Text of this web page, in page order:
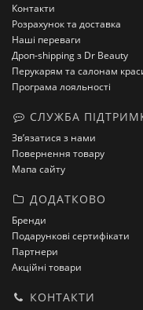
Контакти
Розрахунок та доставка
Наші переваги
Дроп-shipping з Dr Beauty
Перукарям та салонам
Програма лояльності
СЛУЖБА
Зв’язатися з нами
Повернення товару
Мапа сайту
ДОДАТКОВО
Бренди
Подарункові сертифікати
Партнери
Акційні товари
КОНТАКТИ